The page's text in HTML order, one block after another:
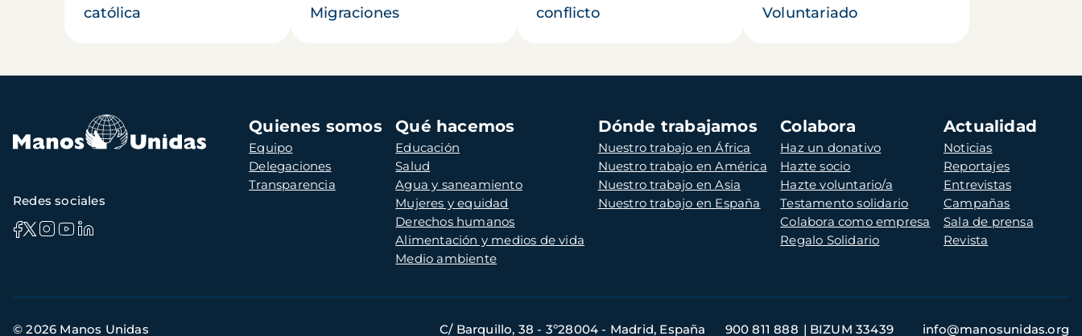
católica
Migraciones
conflicto
Voluntariado
Navegación
principal
Quienes somos
Equipo
Delegaciones
Transparencia
Qué hacemos
Educación
Salud
Agua y saneamiento
Mujeres y equidad
Derechos humanos
Alimentación y medios de vida
Medio ambiente
Dónde trabajamos
Nuestro trabajo en África
Nuestro trabajo en América
Nuestro trabajo en Asia
Nuestro trabajo en España
Colabora
Haz un donativo
Hazte socio
Hazte voluntario/a
Testamento solidario
Colabora como empresa
Regalo Solidario
Actualidad
Noticias
Reportajes
Entrevistas
Campañas
Sala de prensa
Revista
Redes sociales
de
© 2026 Manos Unidas C/ Barquillo, 38 - 3º28004 - Madrid, España 900 811 888 BIZUM 33439 info@manosunidas.org